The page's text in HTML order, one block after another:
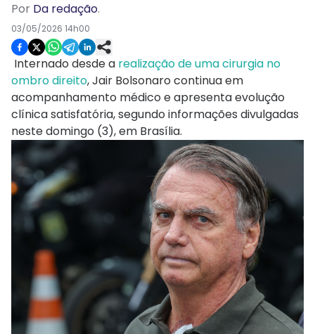
Por Da redação.
03/05/2026 14h00
Internado desde a realização de uma cirurgia no
ombro direito, Jair Bolsonaro continua em
acompanhamento médico e apresenta evolução
clínica satisfatória, segundo informações divulgadas
neste domingo (3), em Brasília.